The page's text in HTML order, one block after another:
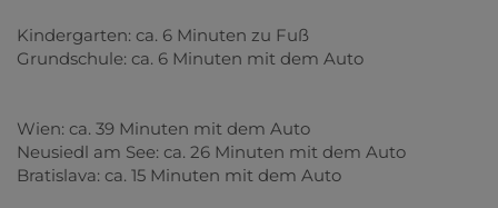
Kindergarten: ca. 6 Minuten zu Fuß
Grundschule: ca. 6 Minuten mit dem Auto
Wien: ca. 39 Minuten mit dem Auto
Neusiedl am See: ca. 26 Minuten mit dem Auto
Bratislava: ca. 15 Minuten mit dem Auto